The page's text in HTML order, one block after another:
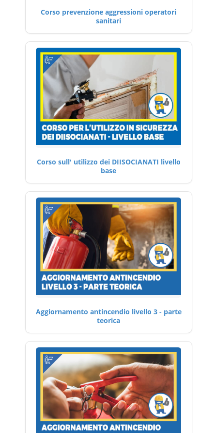
Corso prevenzione aggressioni operatori
sanitari
Corso sull' utilizzo dei DIISOCIANATI livello
base
Aggiornamento antincendio livello 3 - parte
teorica